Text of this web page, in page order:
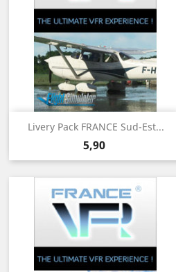
Livery Pack FRANCE Sud-Est...
Prix
5,90